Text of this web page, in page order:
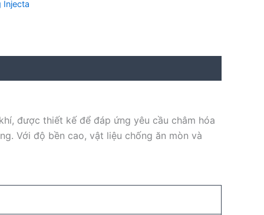
Injecta
được thiết kế để đáp ứng yêu cầu châm hóa
Với độ bền cao, vật liệu chống ăn mòn và